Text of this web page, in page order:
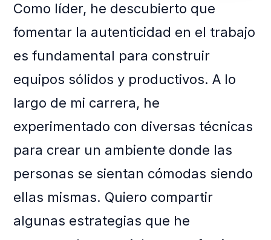
Como líder, he descubierto que
fomentar la autenticidad en el trabajo
es fundamental para construir
equipos sólidos y productivos. A lo
largo de mi carrera, he
experimentado con diversas técnicas
para crear un ambiente donde las
personas se sientan cómodas siendo
ellas mismas. Quiero compartir
algunas estrategias que he